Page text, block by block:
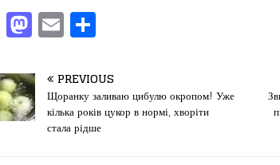
F
a
c
e
b
M
a
st
o
d
E
m
ai
l
іл
и
т
PREVIOUS
Щоранку заливаю цибулю окропом! Уже
кілька років цукор в нормі, хворіти
стала рідше